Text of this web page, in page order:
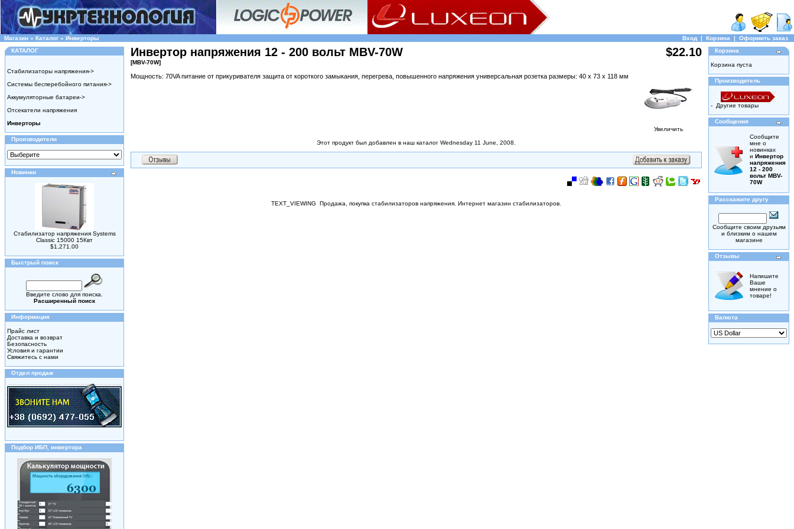
Магазин » Каталог » Инверторы Вход | Корзина | Оформить заказ
КАТАЛОГ
Стабилизаторы напряжения->
Системы бесперебойного питания->
Аккумуляторные батареи->
Отсекатели напряжения
Инверторы
Производители
Новинки
Стабилизатор напряжения Systems
Classic 15000 15Квт
$1,271.00
Быстрый поиск
Введите слово для поиска.
Расширенный поиск
Информация
Прайс лист
Доставка и возврат
Безопасность
Условия и гарантии
Свяжитесь с нами
Отдел продаж
Подбор ИБП, инвертора
Инвертор напряжения 12 - 200 вольт MBV-70W
[MBV-70W]
$22.10
Увеличить
Мощность: 70VA питание от прикуривателя защита от короткого замыкания, перегрева, повышенного напряжения универсальная розетка размеры: 40 х 73 х 118 мм
Этот продукт был добавлен в наш каталог Wednesday 11 June, 2008.
TEXT_VIEWING Продажа, покупка стабилизаторов напряжения. Интернет магазин стабилизаторов.
Корзина
Корзина пуста
Производитель
- Другие товары
Сообщения
Сообщите
мне о
новинках
и Инвертор
напряжения
12 - 200
вольт MBV-
70W
Расскажите другу
Сообщите своим друзьям
и близким о нашем
магазине
Отзывы
Напишите
Ваше
мнение о
товаре!
Валюта